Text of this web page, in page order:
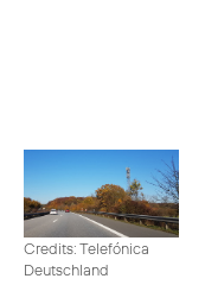
Credits: Telefónica
Deutschland